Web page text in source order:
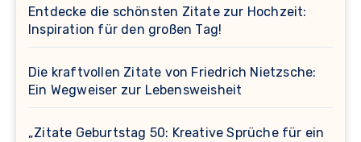
Entdecke die schönsten Zitate zur Hochzeit:
Inspiration für den großen Tag!
Die kraftvollen Zitate von Friedrich Nietzsche:
Ein Wegweiser zur Lebensweisheit
„Zitate Geburtstag 50: Kreative Sprüche für ein